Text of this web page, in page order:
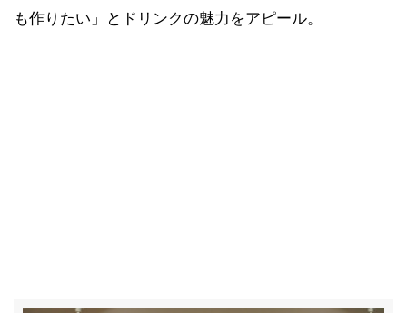
も作りたい」とドリンクの魅力をアピール。